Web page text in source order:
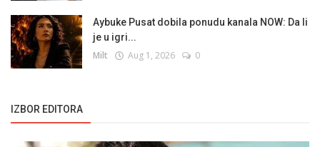
Aybuke Pusat dobila ponudu kanala NOW: Da li
je u igri...
Milt Aug 1, 2026 0
IZBOR EDITORA